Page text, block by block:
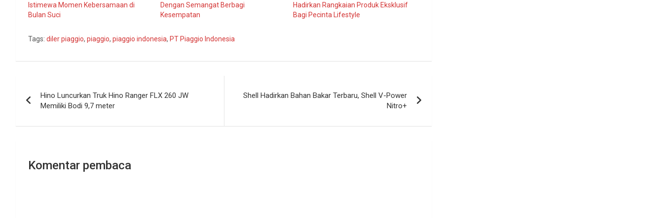
Istimewa Momen Kebersamaan di
Bulan Suci
Dengan Semangat Berbagi
Kesempatan
Hadirkan Rangkaian Produk Eksklusif
Bagi Pecinta Lifestyle
Tags: diler piaggio, piaggio, piaggio indonesia, PT Piaggio Indonesia
pos
Hino Luncurkan Truk Hino Ranger FLX 260 JW
Memiliki Bodi 9,7 meter
Shell Hadirkan Bahan Bakar Terbaru, Shell V-Power
Nitro+
Komentar pembaca